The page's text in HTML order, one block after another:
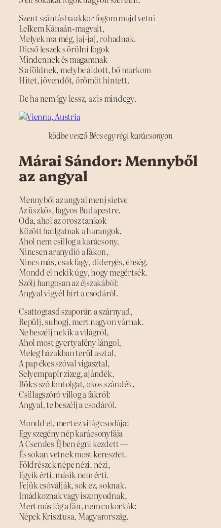
Szent szántásba akkor fogom majd vetni
Lelkem Kánaán-magvait,
Melyek ma még, jaj-jaj, rohadnak.
Dicső leszek s örülni fogok
Mindennek és magamnak
S a földnek, melybe áldott, bő markom
Hitet, jövendőt, örömöt hintett.
De ha nem így lessz, az is mindegy.
ködbe vesző Bécs egy régi karácsonyon
Márai Sándor: Mennyből
az angyal
Mennyből az angyal menj sietve
Az üszkös, fagyos Budapestre.
Oda, ahol az orosz tankok
Között hallgatnak a harangok.
Ahol nem csillog a karácsony,
Nincsen aranydió a fákon,
Nincs más, csak fagy, didergés, éhség.
Mondd el nekik úgy, hogy megértsék.
Szólj hangosan az éjszakából:
Angyal vigyél hírt a csodáról.
Csattogtasd szaporán a szárnyad,
Repülj, suhogj, mert nagyon várnak.
Ne beszélj nekik a világról,
Ahol most gyertyafény lángol,
Meleg házakban terül asztal,
A pap ékes szóval vigasztal,
Selyempapír zizeg, ajándék,
Bölcs szó fontolgat, okos szándék.
Csillagszóró villog a fákról:
Angyal, te beszélj a csodáról.
Mondd el, mert ez világ csodája:
Egy szegény nép karácsonyfája
A Csendes Éjben égni kezdett —
És sokan vetnek most keresztet.
Földrészek népe nézi, nézi,
Egyik érti, másik nem érti.
Fejük csóválják, sok ez, soknak.
Imádkoznak vagy iszonyodnak,
Mert más lóg a fán, nem cukorkák:
Népek Krisztusa, Magyarország.